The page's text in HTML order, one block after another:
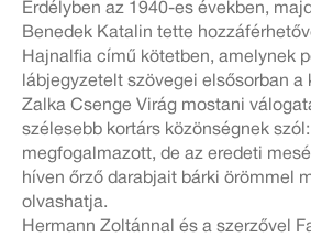
Erdélyben az 1940-es években,
Benedek Katalin tette
Hajnalfia című kötetben, amelynek
lábjegyzetelt szövegei elsősorban a
Zalka Csenge Virág mostani
szélesebb kortárs közönségnek
megfogalmazott, de az eredeti
híven őrző darabjait bárki örömmel
olvashatja.
Hermann Zoltánnal és a szerzővel